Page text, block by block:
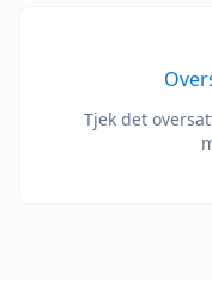
Tjek det